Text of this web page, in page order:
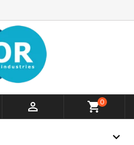
 shopping_cart0